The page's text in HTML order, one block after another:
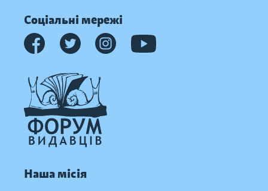
Соціальні мережі
Наша місія